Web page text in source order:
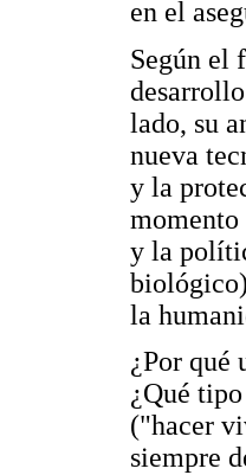
en el
Según el
lado, su
nueva
y la
momento
y la
la
¿Por qué
¿Qué
("hacer
siempre